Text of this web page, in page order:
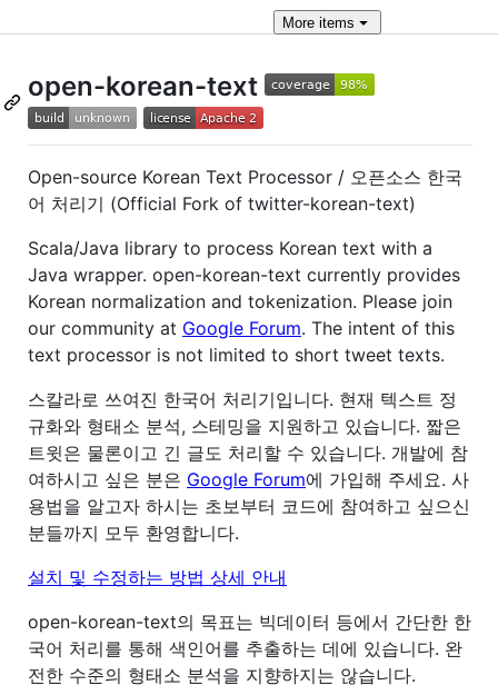
More items
open-korean-text
Open-source Korean Text Processor / 오픈소스 한국
어 처리기 (Official Fork of twitter-korean-text)
Scala/Java library to process Korean text with a
Java wrapper. open-korean-text currently provides
Korean normalization and tokenization. Please join
our community at Google Forum. The intent of this
text processor is not limited to short tweet texts.
스칼라로 쓰여진 한국어 처리기입니다. 현재 텍스트 정
규화와 형태소 분석, 스테밍을 지원하고 있습니다. 짧은
트윗은 물론이고 긴 글도 처리할 수 있습니다. 개발에 참
여하시고 싶은 분은 Google Forum에 가입해 주세요. 사
용법을 알고자 하시는 초보부터 코드에 참여하고 싶으신
분들까지 모두 환영합니다.
설치 및 수정하는 방법 상세 안내
open-korean-text의 목표는 빅데이터 등에서 간단한 한
국어 처리를 통해 색인어를 추출하는 데에 있습니다. 완
전한 수준의 형태소 분석을 지향하지는 않습니다.